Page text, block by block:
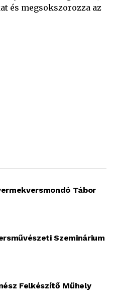
és megsokszorozza az
Tábor
Szeminárium
Felkészítő Műhely